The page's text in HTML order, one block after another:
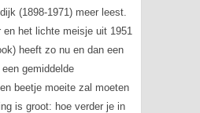
(1898-1971) meer leest.
en het lichte meisjeuit 1951
heeft zo nu en dan een
gemiddelde
beetje moeite zal moeten
is groot: hoe verder je in